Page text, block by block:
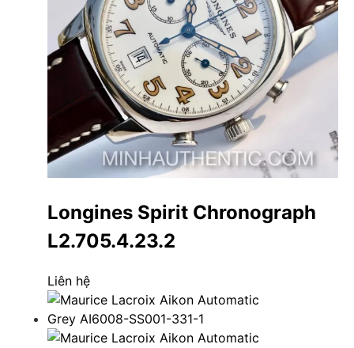
Longines Spirit Chronograph
L2.705.4.23.2
Liên hệ